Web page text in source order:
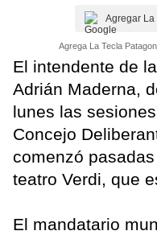
Agregar La
Agrega La Tecla
El intendente de
Adrián Maderna,
lunes las
Concejo
comenzó
teatro Verdi, que
El mandatario